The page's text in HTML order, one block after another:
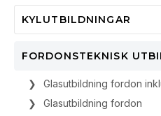
KYLUTBILDNINGAR
FORDONSTEKNISK
Glasutbildning fordon
Glasutbildning fordon